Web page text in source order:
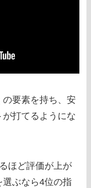
要素を持ち、安
打てるようにな
ほど評価が上が
ぶなら4位の指